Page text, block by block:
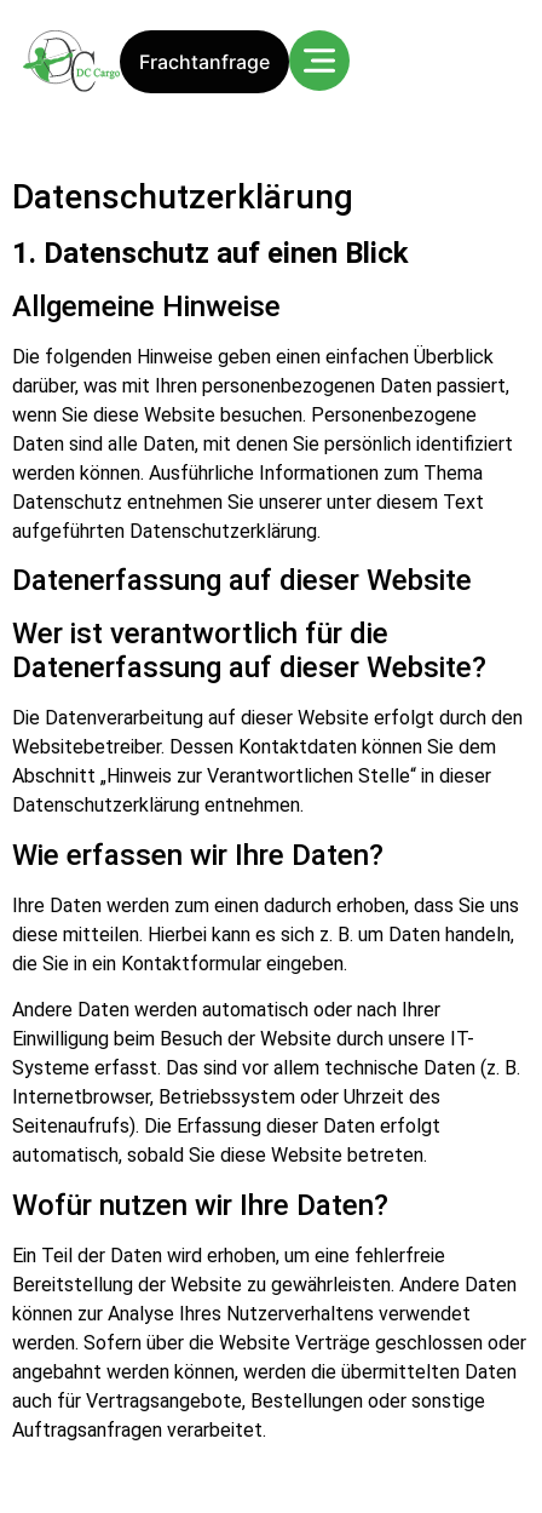
Frachtanfrage
Datenschutz­erklärung
1. Datenschutz auf einen Blick
Allgemeine Hinweise
Die folgenden Hinweise geben einen einfachen Überblick
darüber, was mit Ihren personenbezogenen Daten passiert,
wenn Sie diese Website besuchen. Personenbezogene
Daten sind alle Daten, mit denen Sie persönlich identifiziert
werden können. Ausführliche Informationen zum Thema
Datenschutz entnehmen Sie unserer unter diesem Text
aufgeführten Datenschutzerklärung.
Datenerfassung auf dieser Website
Wer ist verantwortlich für die
Datenerfassung auf dieser Website?
Die Datenverarbeitung auf dieser Website erfolgt durch den
Websitebetreiber. Dessen Kontaktdaten können Sie dem
Abschnitt „Hinweis zur Verantwortlichen Stelle“ in dieser
Datenschutzerklärung entnehmen.
Wie erfassen wir Ihre Daten?
Ihre Daten werden zum einen dadurch erhoben, dass Sie uns
diese mitteilen. Hierbei kann es sich z. B. um Daten handeln,
die Sie in ein Kontaktformular eingeben.
Andere Daten werden automatisch oder nach Ihrer
Einwilligung beim Besuch der Website durch unsere IT-
Systeme erfasst. Das sind vor allem technische Daten (z. B.
Internetbrowser, Betriebssystem oder Uhrzeit des
Seitenaufrufs). Die Erfassung dieser Daten erfolgt
automatisch, sobald Sie diese Website betreten.
Wofür nutzen wir Ihre Daten?
Ein Teil der Daten wird erhoben, um eine fehlerfreie
Bereitstellung der Website zu gewährleisten. Andere Daten
können zur Analyse Ihres Nutzerverhaltens verwendet
werden. Sofern über die Website Verträge geschlossen oder
angebahnt werden können, werden die übermittelten Daten
auch für Vertragsangebote, Bestellungen oder sonstige
Auftragsanfragen verarbeitet.